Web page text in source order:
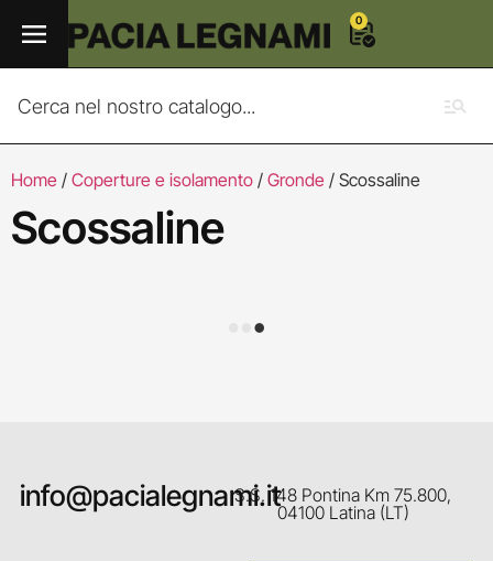
0
Home / Coperture e isolamento / Gronde / Scossaline
Scossaline
info@pacialegnami.itS.S. 148 Pontina Km 75.800,
04100 Latina (LT)